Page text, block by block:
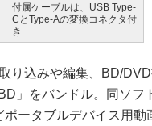
付属ケーブルは、USB Type-
CとType-Aの変換コネクタ付
き
込みや編集、BD/
」をバンドル。同ソフ
ータブルデバイス用動